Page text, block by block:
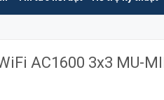
AC1600 3x3 MU-